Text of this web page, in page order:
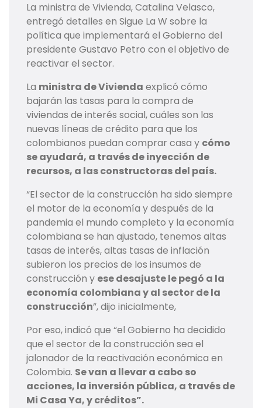
La ministra de Vivienda, Catalina Velasco,
entregó detalles en Sigue La W sobre la
política que implementará el Gobierno del
presidente Gustavo Petro con el objetivo de
reactivar el sector.
La ministra de Vivienda explicó cómo
bajarán las tasas para la compra de
viviendas de interés social, cuáles son las
nuevas líneas de crédito para que los
colombianos puedan comprar casa y cómo
se ayudará, a través de inyección de
recursos, a las constructoras del país.
“El sector de la construcción ha sido siempre
el motor de la economía y después de la
pandemia el mundo completo y la economía
colombiana se han ajustado, tenemos altas
tasas de interés, altas tasas de inflación
subieron los precios de los insumos de
construcción y ese desajuste le pegó a la
economía colombiana y al sector de la
construcción”, dijo inicialmente,
Por eso, indicó que “el Gobierno ha decidido
que el sector de la construcción sea el
jalonador de la reactivación económica en
Colombia. Se van a llevar a cabo so
acciones, la inversión pública, a través de
Mi Casa Ya, y créditos”.